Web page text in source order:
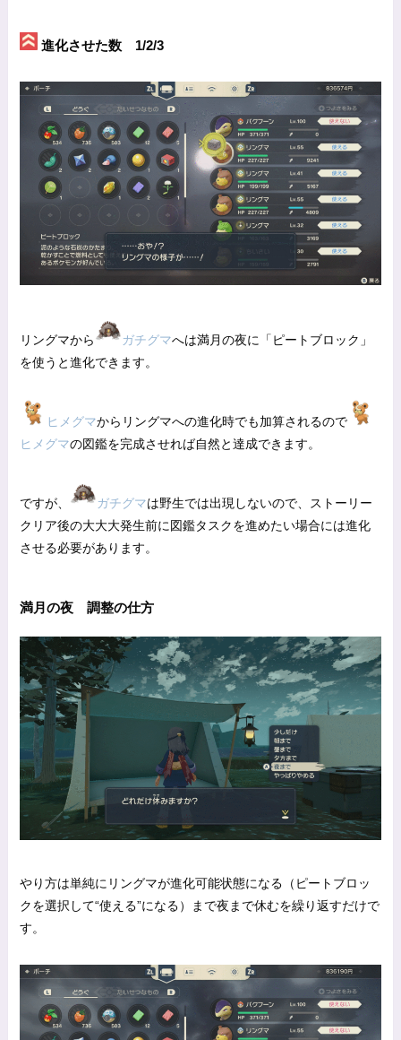
進化させた数 1/2/3
リングマから ガチグマへは満月の夜に「ピートブロック」
を使うと進化できます。
ヒメグマからリングマへの進化時でも加算されるので
ヒメグマの図鑑を完成させれば自然と達成できます。
ですが、 ガチグマは野生では出現しないので、ストーリー
クリア後の大大大発生前に図鑑タスクを進めたい場合には進化
させる必要があります。
満月の夜 調整の仕方
やり方は単純にリングマが進化可能状態になる（ピートブロッ
クを選択して“使える”になる）まで夜まで休むを繰り返すだけで
す。